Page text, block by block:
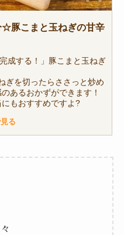
☆豚こまと玉ねぎの甘辛
成する！」豚こまと玉ねぎ
ぎを切ったらささっと炒め
あるおかずができます！
もおすすめですよ?
る